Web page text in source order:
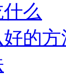
么
的方